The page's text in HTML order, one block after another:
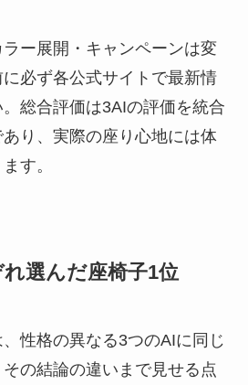
ー展開・キャンペーンは変
必ず各公式サイトで最新情
総合評価は3AIの評価を統合
り、実際の座り心地には体
す。
選んだ座椅子1位
性格の異なる3つのAIに同じ
の結論の違いまで見せる点